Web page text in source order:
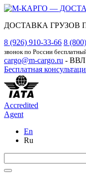
ДОСТАВКА ГРУЗОВ
8 (926) 910-33-66 8
звонок по России
cargo@m-cargo.ru - ВВЛ
Бесплатная
Accredited
Agent
En
Ru